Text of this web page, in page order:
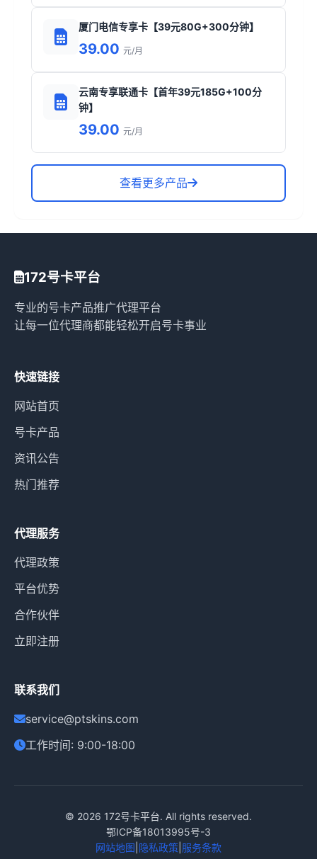
厦门电信专享卡【39元80G+300分钟】
39.00 元/月
云南专享联通卡【首年39元185G+100分
钟】
39.00 元/月
查看更多产品
172号卡平台
专业的号卡产品推广代理平台
让每一位代理商都能轻松开启号卡事业
快速链接
网站首页
号卡产品
资讯公告
热门推荐
代理服务
代理政策
平台优势
合作伙伴
立即注册
联系我们
service@ptskins.com
工作时间: 9:00-18:00
© 2026 172号卡平台. All rights reserved.
鄂ICP备18013995号-3
网站地图 隐私政策 服务条款